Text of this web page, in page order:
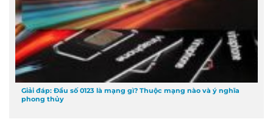
Giải đáp: Đầu số 0123 là mạng gì? Thuộc mạng nào và ý nghĩa
phong thủy